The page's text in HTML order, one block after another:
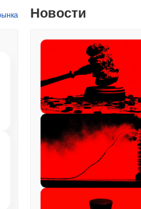
Новости